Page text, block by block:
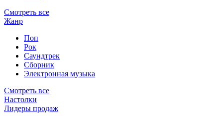
Смотреть все
Жанр
Поп
Рок
Саундтрек
Сборник
Электронная музыка
Смотреть все
Настолки
Лидеры продаж